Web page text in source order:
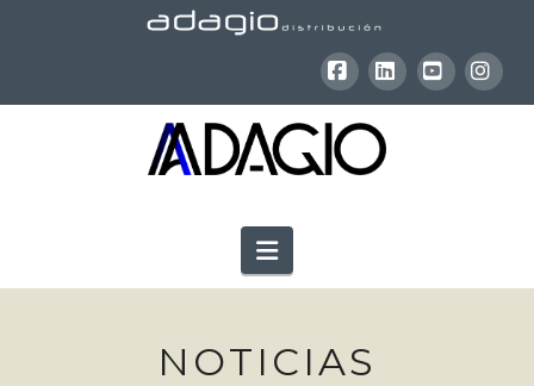
Facebook
LinkedInYouTube
Navigation
NOTICIAS